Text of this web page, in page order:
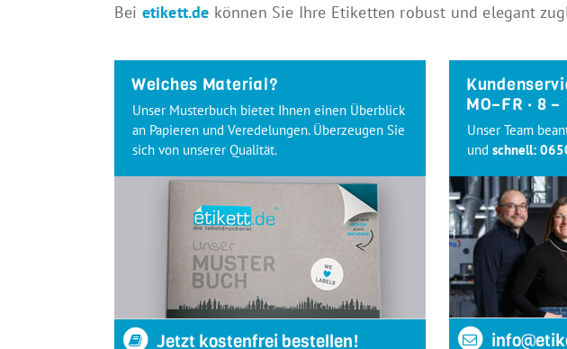
Bei etikett.de können Sie Ihre Etiketten robust und elegant
Welches Material?
Unser Musterbuch bietet Ihnen einen Überblick
an Papieren und Veredelungen. Überzeugen Sie
sich von unserer Qualität.
Jetzt kostenfrei bestellen!
MO–FR · 8 –
Unser Team
und schnell: